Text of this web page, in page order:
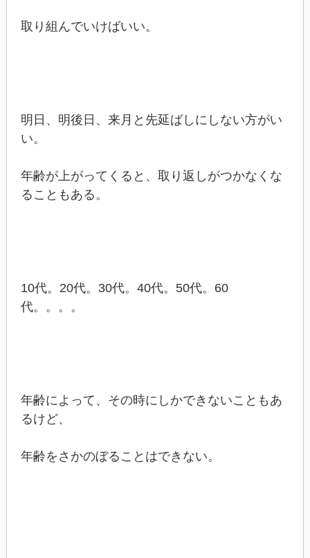
取り組んでいけばいい。
明日、明後日、来月と先延ばしにしない方がい
い。
年齢が上がってくると、取り返しがつかなくな
ることもある。
10代。20代。30代。40代。50代。60
代。。。。
年齢によって、その時にしかできないこともあ
るけど、
年齢をさかのぼることはできない。